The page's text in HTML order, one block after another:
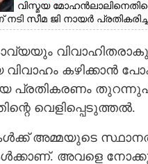
വിസ്മയ
സീമ ജി നായർ
കഴിക്കാൻ
പ്രതികരണം
വെളിപ്പെടുത്തൽ.
അമ്മയുടെ
അവളെ